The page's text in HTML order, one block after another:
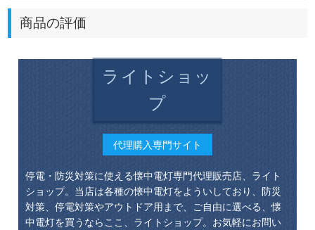
商品の評価
ライトショッ
プ
代理購入専門サイト
停電・防災対策に使える懐中電灯専門代理販売店、ライト
ショップ。当店は各種の懐中電灯をよういしており、防災
対策、停電対策やアウトドア用まで、ご自由に選べる、懐
中電灯を買うならここ、ライトショップ。お気軽にお問い